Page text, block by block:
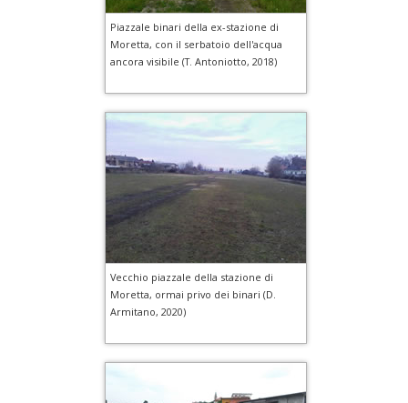
Piazzale binari della ex-stazione di
Moretta, con il serbatoio dell'acqua
ancora visibile (T. Antoniotto, 2018)
Vecchio piazzale della stazione di
Moretta, ormai privo dei binari (D.
Armitano, 2020)